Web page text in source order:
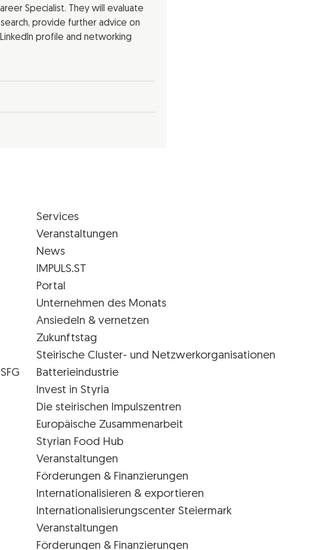
Specialist. They will evaluate
provide further advice on
profile and networking
Services
Veranstaltungen
News
IMPULS.ST
Portal
Unternehmen des Monats
Ansiedeln & vernetzen
Zukunftstag
Steirische Cluster- und Netzwerkorganisationen
Batterieindustrie
Invest in Styria
Die steirischen Impulszentren
Europäische Zusammenarbeit
Styrian Food Hub
Veranstaltungen
Förderungen & Finanzierungen
Internationalisieren & exportieren
Internationalisierungscenter Steiermark
Veranstaltungen
Förderungen & Finanzierungen